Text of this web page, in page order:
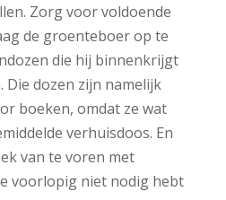
Zorg voor voldoende
de groenteboer op te
die hij binnenkrijgt
Die dozen zijn namelijk
boeken, omdat ze wat
verhuisdoos. En
van te voren met
voorlopig niet nodig hebt